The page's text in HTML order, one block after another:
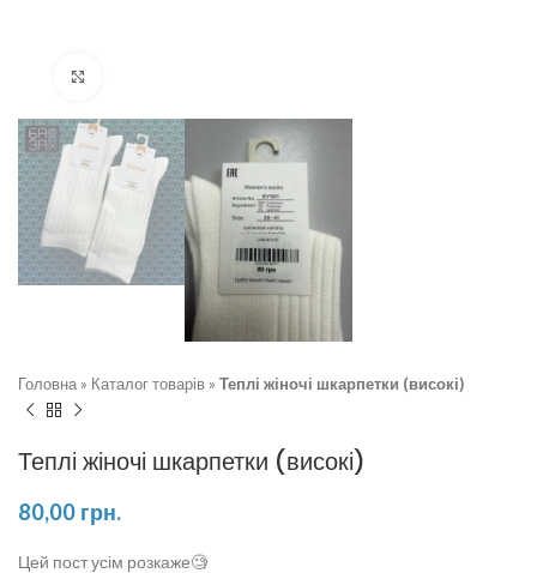
Головна » Каталог товарів » Теплі жіночі шкарпетки (високі)
Теплі жіночі шкарпетки (високі)
80,00 грн.
Цей пост усім розкаже🧐